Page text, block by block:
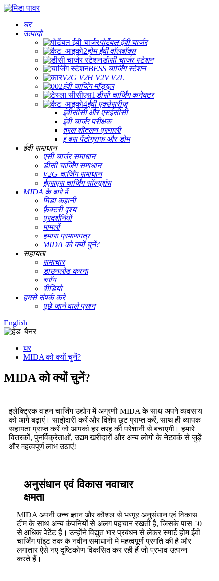
घर
उत्पादों
पोर्टेबल ईवी चार्जर
होम ईवी वॉलबॉक्स
डीसी चार्जर स्टेशन
BESS चार्जिंग स्टेशन
V2G V2H V2V V2L
ईवी चार्जिंग मॉड्यूल
डीसी चार्जिंग कनेक्टर
ईवी एक्सेसरीज़
ईवीसीसी और एसईसीसी
ईवी चार्जर परीक्षक
तरल शीतलन प्रणाली
ई बस पेंटोग्राफ और डोम
ईवी समाधान
एसी चार्जर समाधान
डीसी चार्जिंग समाधान
V2G चार्जिंग समाधान
ईएसएस चार्जिंग सॉल्यूशंस
MIDA के बारे में
मिडा कहानी
फ़ैक्टरी दृश्य
प्रदर्शनियों
मामलों
हमारा प्रमाणपत्र
MIDA को क्यों चुनें?
सहायता
समाचार
डाउनलोड करना
ब्लॉग
वीडियो
हमसे संपर्क करें
पूछे जाने वाले प्रश्न
English
घर
MIDA को क्यों चुनें?
MIDA को क्यों चुनें?
इलेक्ट्रिक वाहन चार्जिंग उद्योग में अग्रणी MIDA के साथ अपने व्यवसाय
को आगे बढ़ाएं। साझेदारी करें और विशेष छूट प्राप्त करें, साथ ही व्यापक
सहायता प्राप्त करें जो आपको हर तरह की परेशानी से बचाएगी। हमारे
वितरकों, पुनर्विक्रेताओं, उद्यम खरीदारों और अन्य लोगों के नेटवर्क से जुड़ें
और महत्वपूर्ण लाभ उठाएं!
अनुसंधान एवं विकास नवाचार
क्षमता
MIDA अपनी उच्च ज्ञान और कौशल से भरपूर अनुसंधान एवं विकास
टीम के साथ अन्य कंपनियों से अलग पहचान रखती है, जिसके पास 50
से अधिक पेटेंट हैं। उन्होंने विद्युत भार प्रबंधन से लेकर स्मार्ट होम ईवी
चार्जिंग पॉइंट तक के नवीन समाधानों में महत्वपूर्ण प्रगति की है और
लगातार ऐसे नए दृष्टिकोण विकसित कर रही हैं जो प्रभाव उत्पन्न
करते हैं।